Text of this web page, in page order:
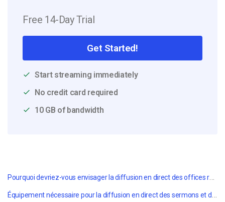
Free 14-Day Trial
Get Started!
Start streaming immediately
No credit card required
10 GB of bandwidth
Pourquoi devriez-vous envisager la diffusion en direct des offices religieux ?
Équipement nécessaire pour la diffusion en direct des sermons et des services